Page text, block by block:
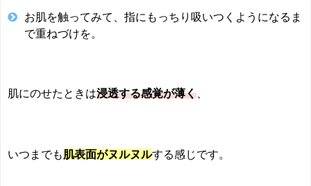
お肌を触ってみて、指にもっちり吸いつくようになるま
で重ねづけを。
肌にのせたときは浸透する感覚が薄く
いつまでも 肌表面がヌルヌルする感じです。